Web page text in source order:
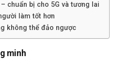
chuẩn bị cho 5G và tương lai
làm tốt hơn
không thể đảo ngược
minh